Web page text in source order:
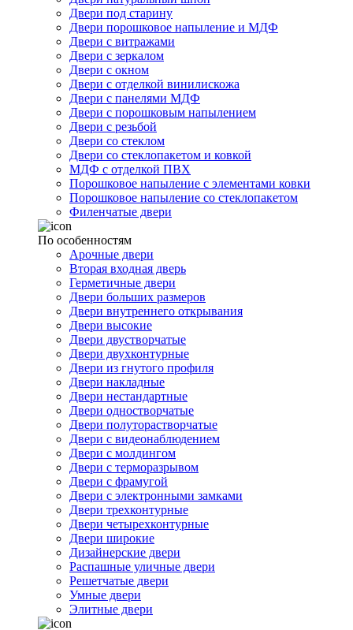
Двери под старину
Двери порошковое напыление и МДФ
Двери с витражами
Двери с зеркалом
Двери с окном
Двери с отделкой винилискожа
Двери с панелями МДФ
Двери с порошковым напылением
Двери с резьбой
Двери со стеклом
Двери со стеклопакетом и ковкой
МДФ с отделкой ПВХ
Порошковое напыление с элементами ковки
Порошковое напыление со стеклопакетом
Филенчатые двери
По особенностям
Арочные двери
Вторая входная дверь
Герметичные двери
Двери больших размеров
Двери внутреннего открывания
Двери высокие
Двери двустворчатые
Двери двухконтурные
Двери из гнутого профиля
Двери накладные
Двери нестандартные
Двери одностворчатые
Двери полуторастворчатые
Двери с видеонаблюдением
Двери с молдингом
Двери с терморазрывом
Двери с фрамугой
Двери с электронными замками
Двери трехконтурные
Двери четырехконтурные
Двери широкие
Дизайнерские двери
Распашные уличные двери
Решетчатые двери
Умные двери
Элитные двери